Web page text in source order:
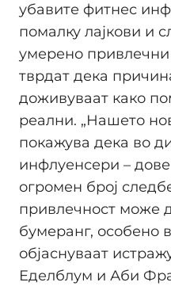
убавите фитнес
помалку лајкови и
умерено
тврдат дека
доживуваат како
реални. „Нашето
покажува дека во
инфлуенсери –
огромен број
привлечност може
бумеранг, особено
објаснуваат
Еделблум и Аби